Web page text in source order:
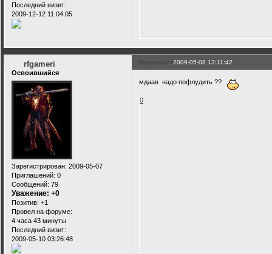
Последний визит:
2009-12-12 11:04:05
Поделиться2009-05-08 13:11:42
rfgameri
Освоившийся
Зарегистрирован: 2009-05-07
Приглашений: 0
Сообщений: 79
Уважение: +0
Позитив: +1
Провел на форуме:
4 часа 43 минуты
Последний визит:
2009-05-10 03:26:48
мдаав надо пофлудить ??
0